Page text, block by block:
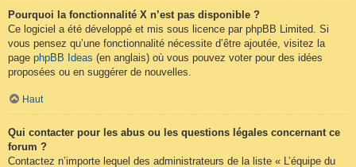
Pourquoi la fonctionnalité X n’est pas disponible ?
Ce logiciel a été développé et mis sous licence par phpBB Limited. Si
vous pensez qu’une fonctionnalité nécessite d’être ajoutée, visitez la
page phpBB Ideas (en anglais) où vous pouvez voter pour des idées
proposées ou en suggérer de nouvelles.
Haut
Qui contacter pour les abus ou les questions légales concernant ce
forum ?
Contactez n’importe lequel des administrateurs de la liste « L’équipe du